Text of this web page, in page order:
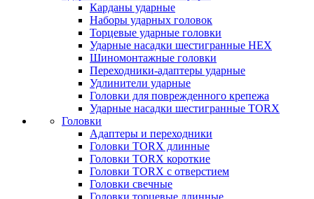
Карданы ударные
Наборы ударных головок
Торцевые ударные головки
Ударные насадки шестигранные HEX
Шиномонтажные головки
Переходники-адаптеры ударные
Удлинители ударные
Головки для поврежденного крепежа
Ударные насадки шестигранные TORX
Головки
Адаптеры и переходники
Головки TORX длинные
Головки TORX короткие
Головки TORX с отверстием
Головки свечные
Головки торцевые длинные